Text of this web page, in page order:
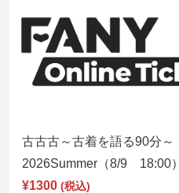
古古古～古着を語る90分～
2026Summer（8/9 18:00）
¥1300 (税込)